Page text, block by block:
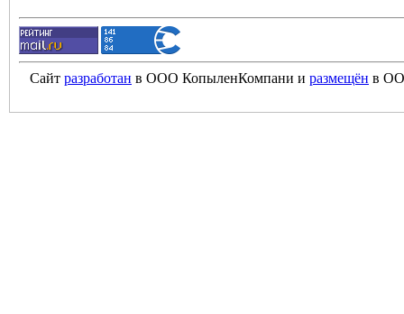
Сайт разработан в ООО КопыленКомпани и размещён в